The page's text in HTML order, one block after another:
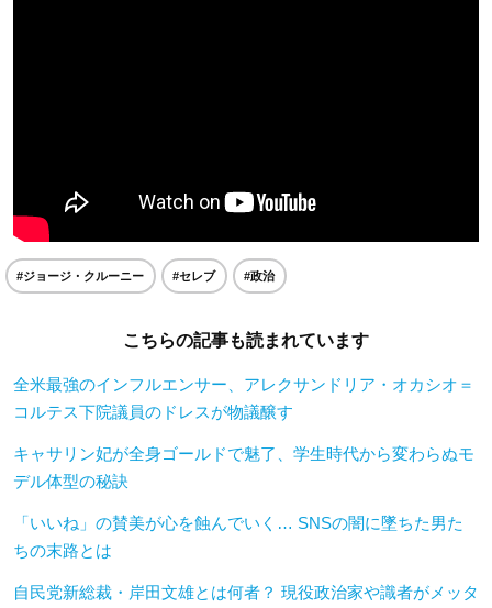
#ジョージ・クルーニー #セレブ #政治
こちらの記事も読まれています
全米最強のインフルエンサー、アレクサンドリア・オカシオ＝
コルテス下院議員のドレスが物議醸す
キャサリン妃が全身ゴールドで魅了、学生時代から変わらぬモ
デル体型の秘訣
「いいね」の賛美が心を蝕んでいく… SNSの闇に墜ちた男た
ちの末路とは
自民党新総裁・岸田文雄とは何者？ 現役政治家や識者がメッタ